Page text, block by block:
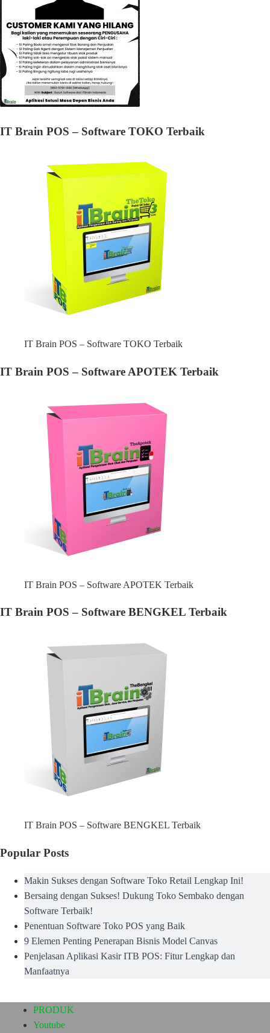
IT Brain POS – Software TOKO Terbaik
IT Brain POS – Software TOKO Terbaik
IT Brain POS – Software APOTEK Terbaik
IT Brain POS – Software APOTEK Terbaik
IT Brain POS – Software BENGKEL Terbaik
IT Brain POS – Software BENGKEL Terbaik
Popular Posts
Makin Sukses dengan Software Toko Retail Lengkap Ini!
Bersaing dengan Sukses! Dukung Toko Sembako dengan
Software Terbaik!
Penentuan Software Toko POS yang Baik
9 Elemen Penting Penerapan Bisnis Model Canvas
Penjelasan Aplikasi Kasir ITB POS: Fitur Lengkap dan
Manfaatnya
PRODUK
Youtube